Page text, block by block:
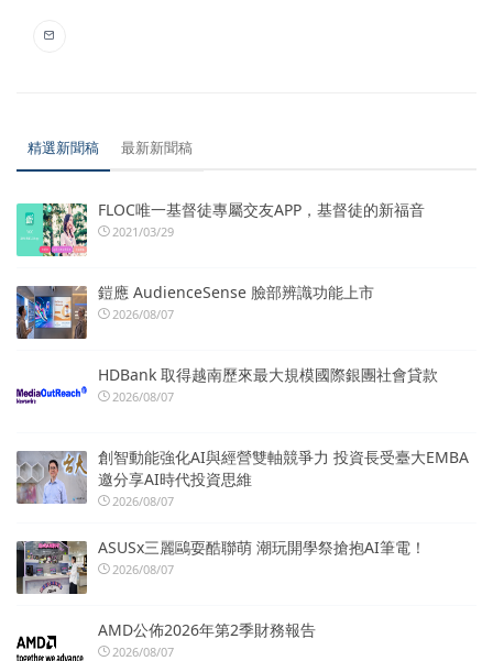
精選新聞稿 最新新聞稿
FLOC唯一基督徒專屬交友APP，基督徒的新福音
2021/03/29
鎧應 AudienceSense 臉部辨識功能上市
2026/08/07
HDBank 取得越南歷來最大規模國際銀團社會貸款
2026/08/07
創智動能強化AI與經營雙軸競爭力 投資長受臺大EMBA
邀分享AI時代投資思維
2026/08/07
ASUSx三麗鷗耍酷聯萌 潮玩開學祭搶抱AI筆電！
2026/08/07
AMD公佈2026年第2季財務報告
2026/08/07